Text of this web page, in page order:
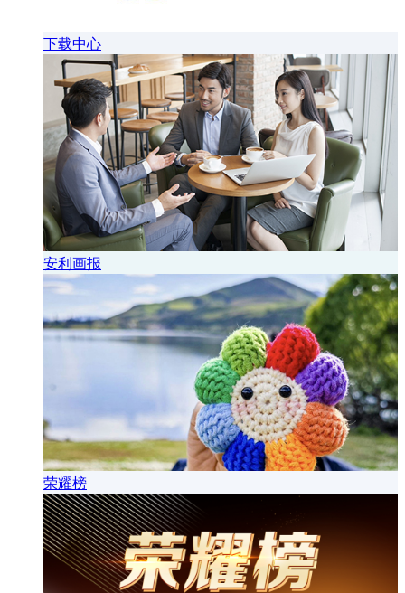
下载中心
安利画报
荣耀榜